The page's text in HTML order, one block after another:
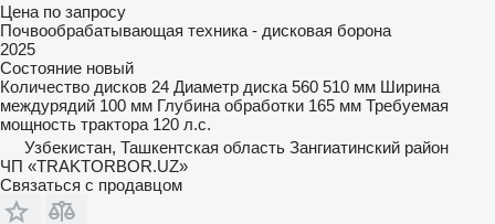
Цена по запросу
Почвообрабатывающая техника - дисковая борона
2025
Состояние новый
Количество дисков 24 Диаметр диска 560 510 мм Ширина
междурядий 100 мм Глубина обработки 165 мм Требуемая
мощность трактора 120 л.с.
Узбекистан, Ташкентская область Зангиатинский район
ЧП «TRAKTORBOR.UZ»
Связаться с продавцом